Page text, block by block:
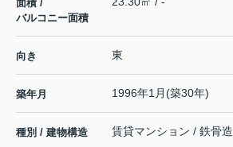
面積 /
バルコニー面積
向き 東
築年月 1996年1月(築30年)
種別 / 建物構造 賃貸マンション / 鉄骨造